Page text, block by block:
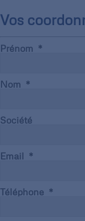
Vos
Prénom
Nom
Société
Email
Téléphone